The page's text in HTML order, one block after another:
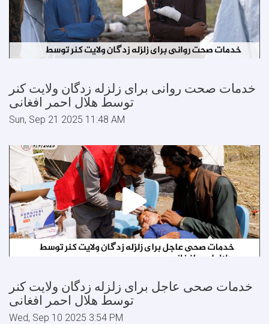
خدمات صحت روانی برای زلزله زدگان ولایت کنر
توسط هلال احمر افغانی
Sun, Sep 21 2025 11:48 AM
خدمات صحی عاجل برای زلزله زدگان ولایت کنر
توسط هلال احمر افغانی
Wed, Sep 10 2025 3:54 PM